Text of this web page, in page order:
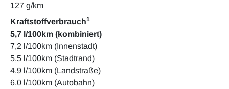
127 g/km
Kraftstoffverbrauch1
5,7 l/100km (kombiniert)
7,2 l/100km (Innenstadt)
5,5 l/100km (Stadtrand)
4,9 l/100km (Landstraße)
6,0 l/100km (Autobahn)